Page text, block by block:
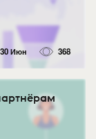
30 Июн 368